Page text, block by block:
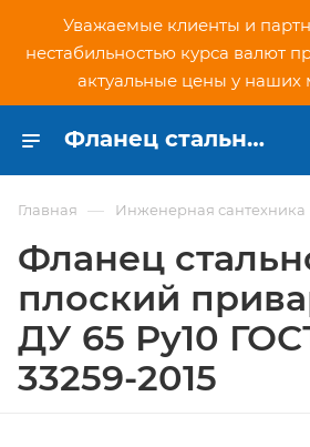
Уважаемые клиенты и
нестабильностью курса валют
актуальные цены у наших
Фланец стальной плоский приварной ДУ 65 Ру10 ГОСТ 33259-2015 - купить по низкой цене в Москве, интернет-магазин PNDtech.ru
Главная — Инженерная сантехника
Фланец
плоский
ДУ 65 Ру10
33259-2015